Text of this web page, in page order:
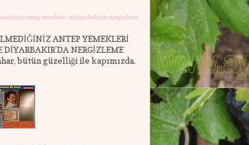
antep yemekleri ve diyarbakır'da nergizleme
ANTEP YEMEKLERİ
DİYARBAKIR’DA NERGİZLEME
bütün güzelliği ile kapımızda.